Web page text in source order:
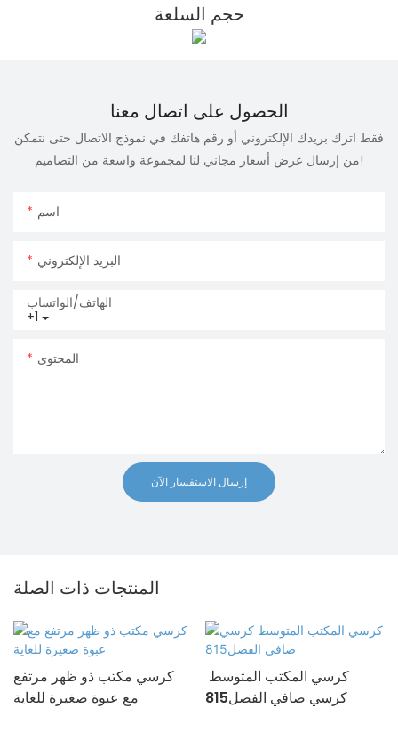
حجم السلعة
الحصول على اتصال معنا
فقط اترك بريدك الإلكتروني أو رقم هاتفك في نموذج الاتصال حتى نتمكن
من إرسال عرض أسعار مجاني لنا لمجموعة واسعة من التصاميم!
اسم
البريد الإلكتروني
+1
الهاتف/الواتساب
المحتوى
إرسال الاستفسار الآن
المنتجات ذات الصلة
كرسي مكتب ذو ظهر مرتفع
مع عبوة صغيرة للغاية
كرسي المكتب المتوسط ​​
كرسي صافي الفصل815